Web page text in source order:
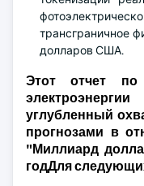
трансграничное
долларов США.
Этот отчет по
углубленный
прогнозами в
"Миллиард
годДля